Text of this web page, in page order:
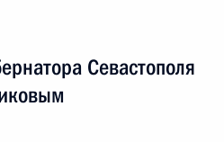
Севастополя